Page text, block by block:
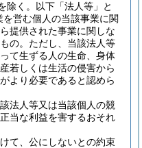
除く。以下「法人等」と
営む個人の当該事業に関
提供された事業に関しな
の。 ただし、当該法人等
て生ずる人の生命、身体
若しくは生活の侵害から
より必要であると認めら
法人等又は当該個人の競
当な利益を害するおそれ
て、公にしないとの約束